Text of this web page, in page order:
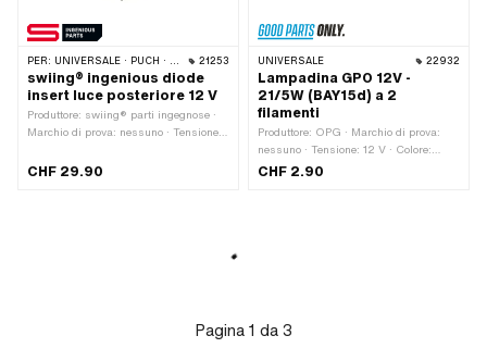
PER: UNIVERSALE · PUCH · SACHS 21253
swiing® ingenious diode
insert luce posteriore 12 V
Produttore: swiing® parti ingegnose ·
Marchio di prova: nessuno · Tensione:
mm · Porta lampadina: LED (installato
CHF 29.90
UNIVERSALE 22932
Lampadina GPO 12V -
21/5W (BAY15d) a 2
filamenti
Produttore: OPG · Marchio di prova:
nessuno · Tensione: 12 V · Colore:
bianco · Prestazioni: 5 W · Prestazioni:
CHF 2.90
Pagina1 da3